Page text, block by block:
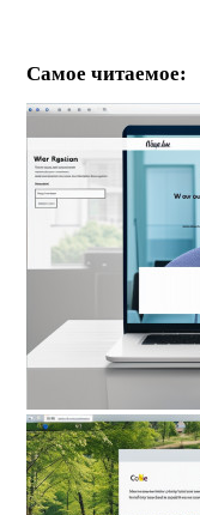
Самое читаемое: